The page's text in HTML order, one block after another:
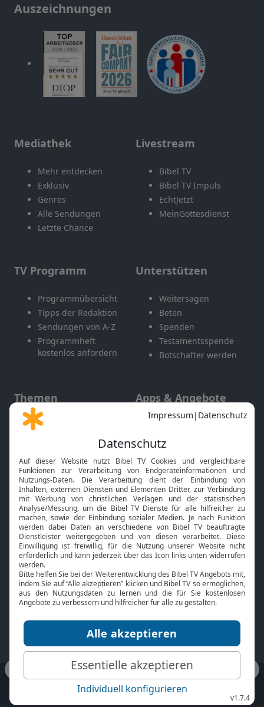
Auszeichnungen
Mediathek
Mehr entdecken
Exklusiv
Genres
Alle Sendungen
Letzte Chance
Livestream
Bibel TV
Bibel TV Impuls
EchtJetzt
MeinGottesdienst
TV Programm
Programmübersicht
Tipps der Redaktion
Sendungen von A-Z
Programmheft
kostenlos anfordern
Unterstützen
Weitersagen
Beten
Spenden
Testamentsspende
Botschafter werden
Themen
Gott und Bibel erklärt
Neuigkeiten
Apps & Angebote
Mobile App
Smart TV
HbbTV
Bibelthek Online-Bibel
Nächster Gottesdienst
Bibel TV
Über uns
Jobs
Mediadaten
Service
Kontakt
TV-Empfang
bibeltv.de: Impressum
Datenschutz
Nutzungsbedingungen
Fakten Bibel TV App